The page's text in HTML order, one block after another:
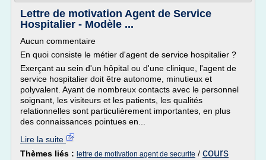
Lettre de motivation Agent de Service
Hospitalier - Modèle ...
Aucun commentaire
En quoi consiste le métier d'agent de service hospitalier ?
Exerçant au sein d'un hôpital ou d'une clinique, l'agent de
service hospitalier doit être autonome, minutieux et
polyvalent. Ayant de nombreux contacts avec le personnel
soignant, les visiteurs et les patients, les qualités
relationnelles sont particulièrement importantes, en plus
des connaissances pointues en...
Lire la suite
Thèmes liés : lettre de motivation agent de securite / cours